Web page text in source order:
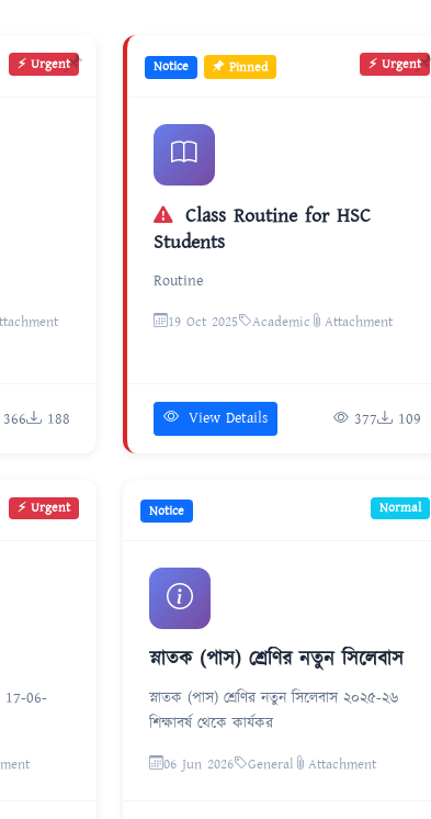
⚡ Urgent
188
Notice Pinned ⚡ Urgent
Students
Routine
19 Oct 2025 Academic Attachment
View Details 377 109
⚡ Urgent
17-06-
Notice Normal
স্নাতক (পাস) শ্রেণির নতুন সিলেবাস
স্নাতক (পাস) শ্রেণির নতুন সিলেবাস ২০২৫-২৬
শিক্ষাবর্ষ থেকে কার্যকর
06 Jun 2026 General Attachment